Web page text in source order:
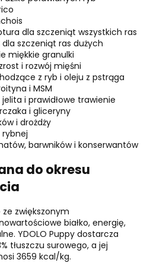
dla szczeniąt wszystkich ras
szczeniąt ras dużych
miękkie granulki
i rozwój mięśni
z ryb i oleju z pstrąga
i MSM
i prawidłowe trawienie
i gliceryny
i drożdży
barwników i konserwantów
do okresu
zwiększonym
białko, energię,
YDOLO Puppy dostarcza
tłuszczu surowego, a jej
3659 kcal/kg.